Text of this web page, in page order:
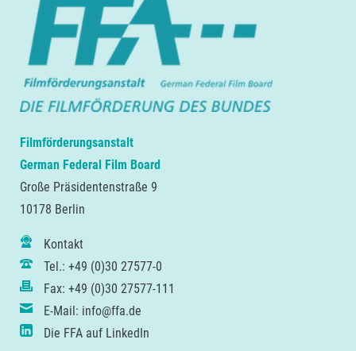
Filmförderungsanstalt
German Federal Film Board
Große Präsidentenstraße 9
10178 Berlin
Kontakt
Tel.: +49 (0)30 27577-0
Fax: +49 (0)30 27577-111
E-Mail: info@ffa.de
Die FFA auf LinkedIn